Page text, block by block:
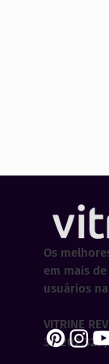
Os
em mais
usuários
VITRINE